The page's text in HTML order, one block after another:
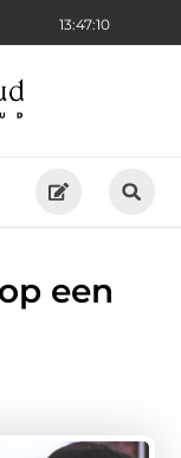
13:47:11
een